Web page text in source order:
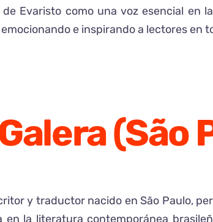
Evaristo como una voz esencial en
e inspirando a lectores en
(São
y traductor nacido en São Paulo,
en la literatura contemporánea